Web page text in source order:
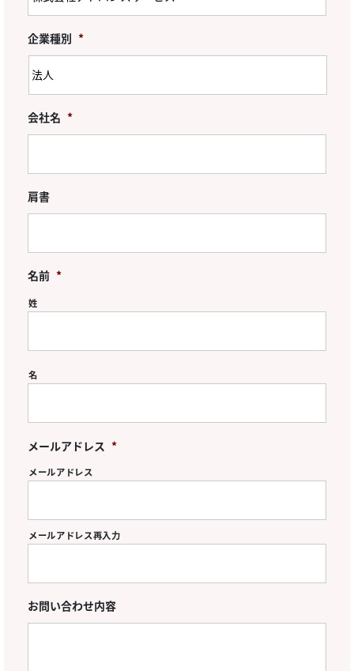
企業種別 *
会社名 *
肩書
名前 *
姓
名
メールアドレス *
メールアドレス
メールアドレス再入力
お問い合わせ内容